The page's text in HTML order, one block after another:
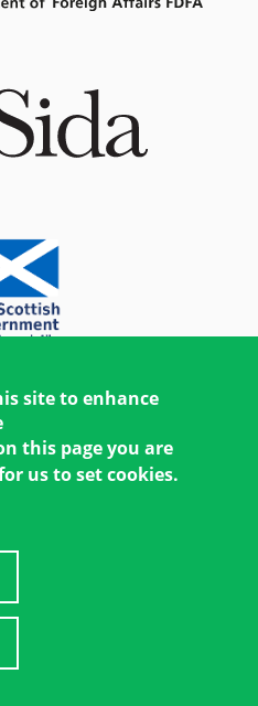
Environment and
Organization
site to enhance
this page you are
us to set cookies.